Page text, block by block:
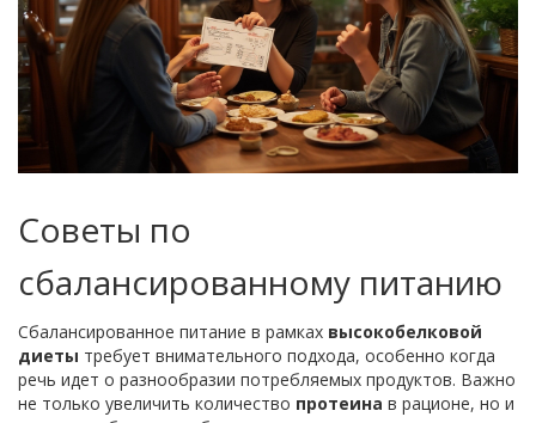
Советы по
сбалансированному питанию
Сбалансированное питание в рамках высокобелковой
диеты требует внимательного подхода, особенно когда
речь идет о разнообразии потребляемых продуктов. Важно
не только увеличить количество протеина в рационе, но и